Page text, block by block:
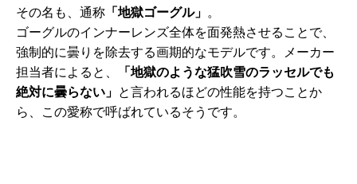
その名も、通称 「地獄ゴーグル」 。
ゴーグルのインナーレンズ全体を面発熱させることで、
強制的に曇りを除去する画期的なモデルです。メーカー
担当者によると、
「地獄のような猛吹雪のラッセルでも
絶対に曇らない」 と言われるほどの性能を持つことか
ら、この愛称で呼ばれているそうです。